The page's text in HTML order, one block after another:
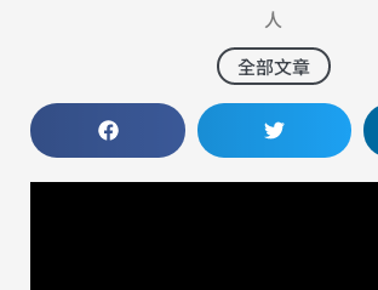
人
全部文章